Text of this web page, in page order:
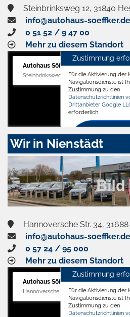
Steinbrinksweg 12, 31840
info@autohaus-soeffker.de
0 51 52 / 9 47 00
Mehr zu diesem Standort
Autohaus Söffker GmbH
Steinbrinksweg 12, 31840 Hessisch
Zustimmung
Für die Aktivierung der
Navigationsdienste ist
Zustimmung zu den
Datenschutzrichtlinien
Drittanbieter Google
erforderlich.
aktivieren
Wir in Nienstädt
Hannoversche Str. 34,
info@autohaus-soeffker.de
0 57 24 / 95 000
Mehr zu diesem Standort
Autohaus Söffker GmbH
Hannoversche Str. 34, 31688 Nienstädt
Zustimmung
Für die Aktivierung der
Navigationsdienste ist
Zustimmung zu den
Datenschutzrichtlinien